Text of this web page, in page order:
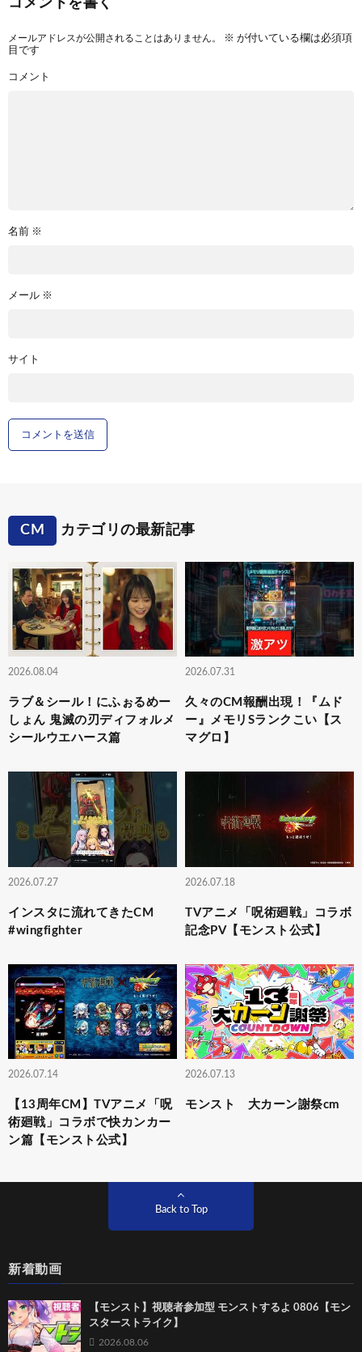
コメントを書く
メールアドレスが公開されることはありません。 ※ が付いている欄は必須項
目です
コメント
名前 ※
メール ※
サイト
CM カテゴリの最新記事
2026.08.04
ラブ＆シール！にふぉるめー
しょん 鬼滅の刃ディフォルメ
シールウエハース篇
2026.07.31
久々のCM報酬出現！『ムド
ー』メモリSランクこい【ス
マグロ】
2026.07.27
インスタに流れてきたCM
#wingfighter
2026.07.18
TVアニメ「呪術廻戦」コラボ
記念PV【モンスト公式】
2026.07.14
【13周年CM】TVアニメ「呪
術廻戦」コラボで快カンカー
ン篇【モンスト公式】
2026.07.13
モンスト 大カーン謝祭cm
Back to Top
新着動画
【モンスト】視聴者参加型 モンストするよ 0806【モン
スターストライク】
2026.08.06